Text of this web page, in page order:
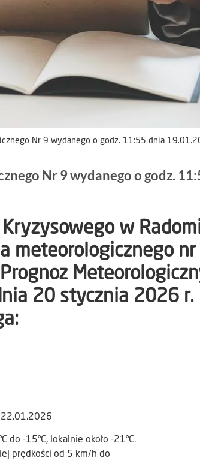
Nr 9 wydanego o godz. 11:55 dnia
Nr 9 wydanego o godz.
w
meteorologicznego nr
20 stycznia 2026 r.
-15°C, lokalnie około -21°C.
prędkości od 5 km/h do